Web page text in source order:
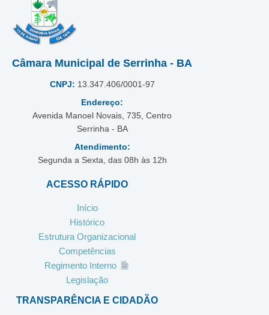
Câmara Municipal de Serrinha - BA
CNPJ: 13.347.406/0001-97
Endereço:
Avenida Manoel Novais, 735, Centro
Serrinha - BA
Atendimento:
Segunda a Sexta, das 08h às 12h
ACESSO RÁPIDO
Início
Histórico
Estrutura Organizacional
Competências
Regimento Interno
Legislação
TRANSPARÊNCIA E CIDADÃO